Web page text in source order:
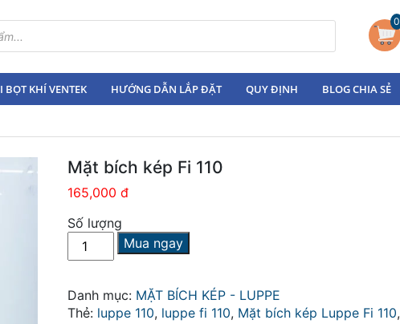
0
KHÍ VENTEK HƯỚNG DẪN LẮP ĐẶT QUY ĐỊNH BLOG CHIA SẺ
Mặt bích kép Fi 110
165,000 đ
Số lượng
Mặt
bích
Fi
110
Mua ngay
Danh mục: MẶT BÍCH KÉP - LUPPE
Thẻ: luppe 110, luppe fi 110, Mặt bích kép Luppe Fi 110,